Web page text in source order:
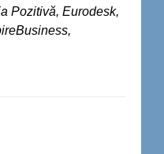
Pozitivă, Eurodesk,